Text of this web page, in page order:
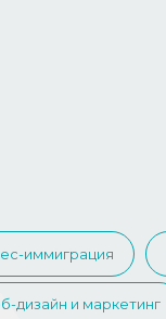
иммиграция
дизайн и маркетинг